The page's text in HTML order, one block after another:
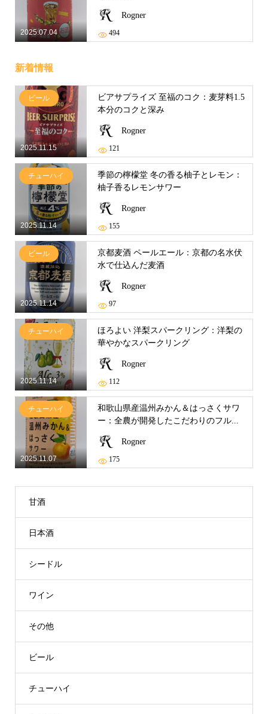
2025.07.04
Rogner
494
新着情報
2025.11.15
ビール
ビアサプライズ 至福のコク：麦芽料1.5
本分のコクと深み
Rogner
121
2025.11.14
チューハイ
季節の檸檬堂 冬の香る柚子とレモン：
柚子香るレモンサワー
Rogner
155
2025.11.14
ビール
京都麦酒 ペールエール：京都の名水伏
水で仕込んだ麦酒
Rogner
97
2025.11.14
チューハイ
ほろよい 洋梨スパークリング：洋梨の
華やかなスパークリング
Rogner
112
2025.11.07
チューハイ
和歌山県産温州みかん＆はっさくサワ
ー：全農が開発したこだわりのフル...
Rogner
175
甘酒
日本酒
シードル
ワイン
その他
ビール
チューハイ